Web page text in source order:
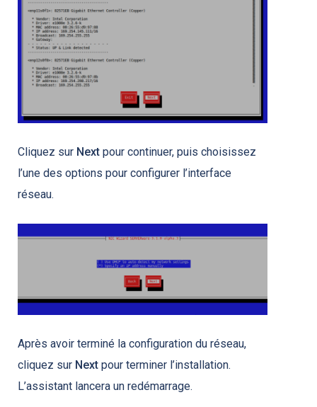
Cliquez sur Next pour continuer, puis choisissez
l’une des options pour configurer l’interface
réseau.
Après avoir terminé la configuration du réseau,
cliquez sur Next pour terminer l’installation.
L’assistant lancera un redémarrage.